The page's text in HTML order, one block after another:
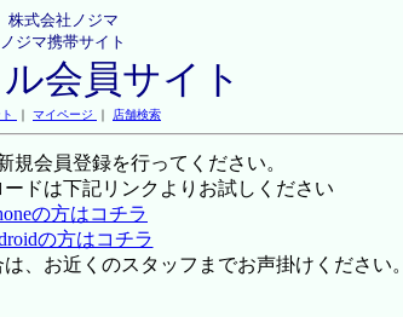
株式会社ノジマ
ノジマ携帯サイト
会員サイト
｜ マイページ ｜ 店舗検索
規会員登録を行ってください。
ドは下記リンクよりお試しください
の方はコチラ
の方はコチラ
、お近くのスタッフまでお声掛けください。